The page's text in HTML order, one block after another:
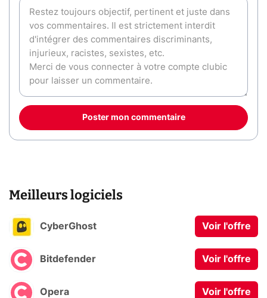
Poster mon commentaire
Meilleurs logiciels
CyberGhost Voir l'offre
Bitdefender Voir l'offre
Opera Voir l'offre